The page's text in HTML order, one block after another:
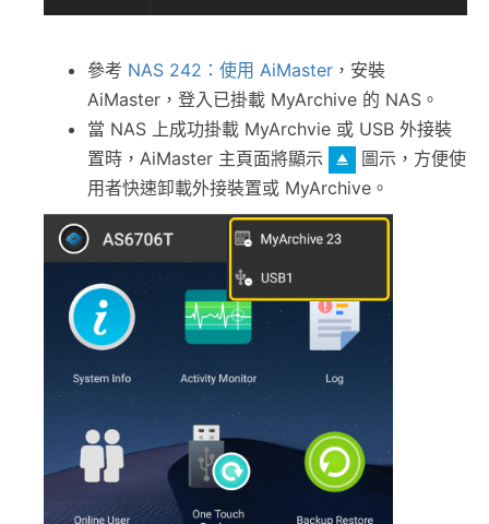
參考 NAS 242：使用 AiMaster ，安裝
AiMaster，登入已掛載 MyArchive 的 NAS。
當 NAS 上成功掛載 MyArchvie 或 USB 外接裝
置時，AiMaster 主頁面將顯示
圖示，方便使
用者快速卸載外接裝置或 MyArchive。